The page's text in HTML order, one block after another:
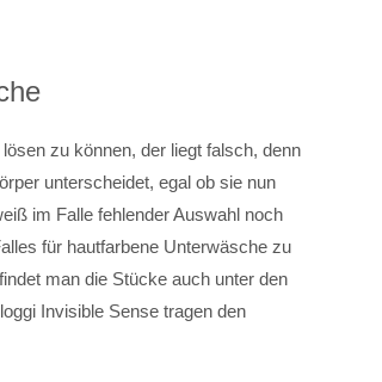
zu können, der liegt falsch, denn
unterscheidet, egal ob sie nun
im Falle fehlender Auswahl noch
für hautfarbene Unterwäsche zu
man die Stücke auch unter den
Invisible Sense tragen den